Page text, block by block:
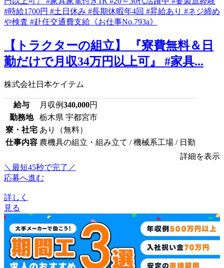
【トラクターの組立】 『寮費無料＆日
勤だけで月収34万円以上可』 #家具...
株式会社日本ケイテム
給与 月収例340,000円
勤務地
栃木県 宇都宮市
寮・社宅 あり（無料）
仕事内容 農機具の組立・組み立て / 機械系工場 / 日勤
詳細を表示
＼最短45秒で完了／
応募へ進む
詳しく
見る